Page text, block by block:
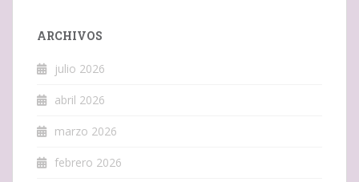
ARCHIVOS
julio 2026
abril 2026
marzo 2026
febrero 2026